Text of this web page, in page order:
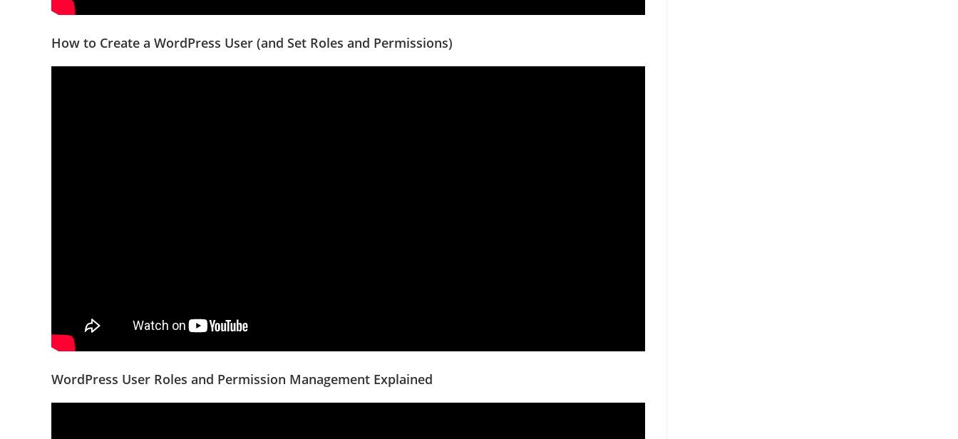
How to Create a WordPress User (and Set Roles and Permissions)
WordPress User Roles and Permission Management Explained